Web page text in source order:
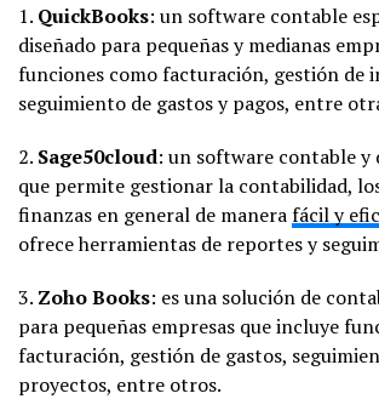
1. QuickBooks: un software contable
diseñado para pequeñas y medianas
funciones como facturación, gestión de
seguimiento de gastos y pagos, entre
2. Sage50cloud: un software contable y
que permite gestionar la contabilidad,
finanzas en general de manerafácil y
ofrece herramientas de reportes y
3. Zoho Books: es una solución de
para pequeñas empresas que incluye
facturación, gestión de gastos,
proyectos, entre otros.